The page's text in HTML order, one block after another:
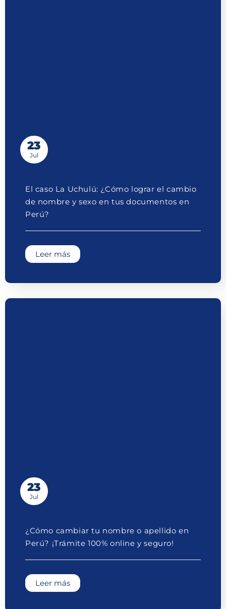
23
Jul
El caso La Uchulú: ¿Cómo lograr el cambio
de nombre y sexo en tus documentos en
Perú?
Leer más
23
Jul
¿Cómo cambiar tu nombre o apellido en
Perú? ¡Trámite 100% online y seguro!
Leer más